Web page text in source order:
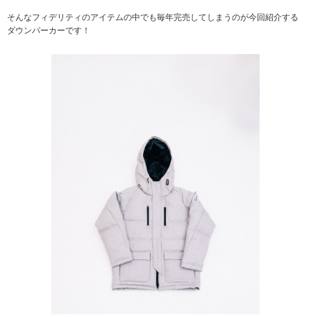
そんなフィデリティのアイテムの中でも毎年完売してしまうのが今回紹介する
ダウンパーカーです！